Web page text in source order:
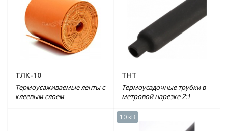
ТЛК-10
Термоусаживаемые ленты с
клеевым слоем
ТНТ
Термоусадочные трубки в
метровой нарезке 2:1
10 кВ